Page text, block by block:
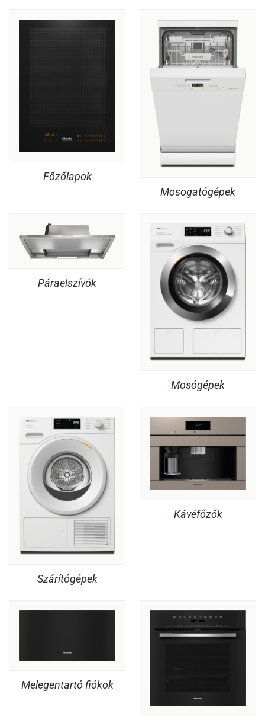
Főzőlapok
Mosogatógépek
Páraelszívók
Mosógépek
Szárítógépek
Kávéfőzők
Melegentartó fiókok